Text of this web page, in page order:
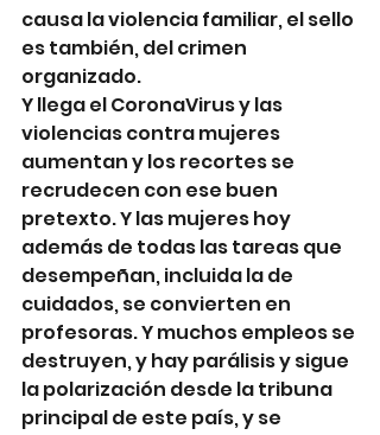
causa la violencia familiar, el sello
es también, del crimen
organizado.
Y llega el CoronaVirus y las
violencias contra mujeres
aumentan y los recortes se
recrudecen con ese buen
pretexto. Y las mujeres hoy
además de todas las tareas que
desempeñan, incluida la de
cuidados, se convierten en
profesoras. Y muchos empleos se
destruyen, y hay parálisis y sigue
la polarización desde la tribuna
principal de este país, y se